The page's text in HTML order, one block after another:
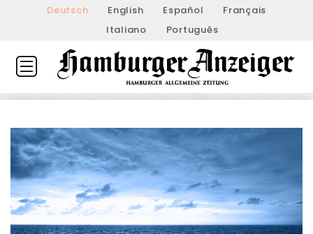
Deutsch English Español
Français
Italiano
Português